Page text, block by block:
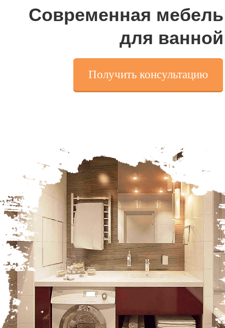
Получить консультацию
Современная мебель
для ванной